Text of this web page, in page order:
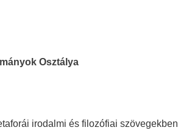
Osztálya
irodalmi és filozófiai szövegekben